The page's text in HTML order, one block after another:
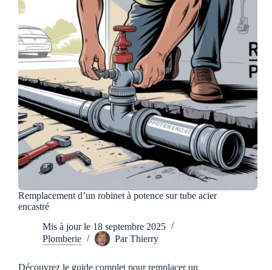
Remplacement d’un robinet à potence sur tube acier
encastré
Mis à jour le 18 septembre 2025
Plomberie
Par Thierry
Découvrez le guide complet pour remplacer un